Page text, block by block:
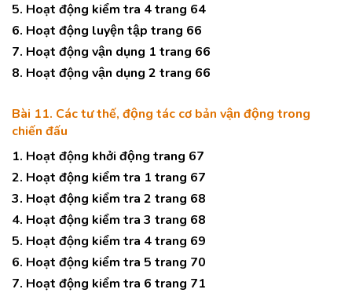
5. Hoạt động kiểm tra 4 trang 64
6. Hoạt động luyện tập trang 66
7. Hoạt động vận dụng 1 trang 66
8. Hoạt động vận dụng 2 trang 66
Bài 11. Các tư thế, động tác cơ bản vận động trong
chiến đấu
1. Hoạt động khởi động trang 67
2. Hoạt động kiểm tra 1 trang 67
3. Hoạt động kiểm tra 2 trang 68
4. Hoạt động kiểm tra 3 trang 68
5. Hoạt động kiểm tra 4 trang 69
6. Hoạt động kiểm tra 5 trang 70
7. Hoạt động kiểm tra 6 trang 71